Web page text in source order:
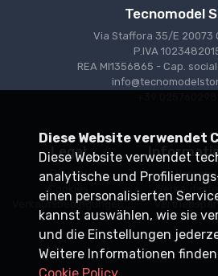
Tecnomodel
Via Staffora 35/E 20073
P.IVA
REA MI1356865 - Cap.
Legal
Privacy
Cookies
Verkaufsbedingungen
Versand
Diese Website verwendet
Diese Website verwendet
analytische und
einen personalisierten
kannst auswählen, wie sie
und die Einstellungen
Weitere Informationen